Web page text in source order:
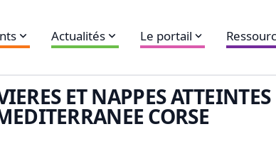
Actualités Le portail
ET NAPPES
CORSE